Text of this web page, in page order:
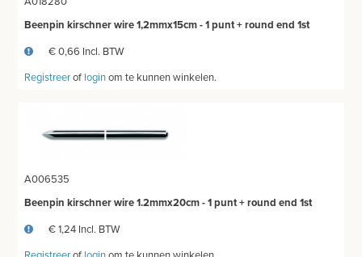
Beenpin kirschner wire 1,2mmx15cm - 1 punt + round end 1st
€ 0,66 Incl. BTW
Registreerof loginom te kunnen winkelen.
A006535
Beenpin kirschner wire 1.2mmx20cm - 1 punt + round end 1st
€ 1,24 Incl. BTW